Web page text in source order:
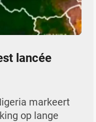
Settings
Enter
lancée
markeert
op lange